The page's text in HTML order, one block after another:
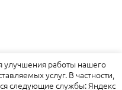
работы нашего
услуг. В частности,
следующие службы: Яндекс